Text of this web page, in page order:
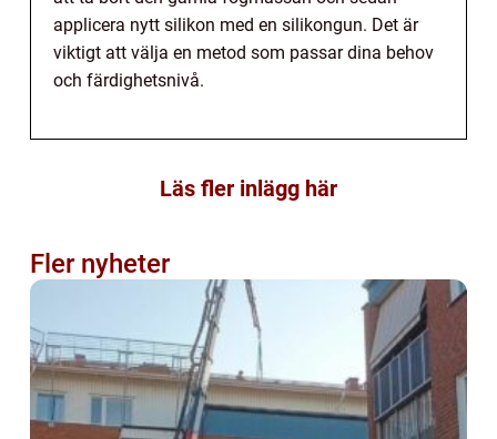
applicera nytt silikon med en silikongun. Det är
viktigt att välja en metod som passar dina behov
och färdighetsnivå.
Läs fler inlägg här
Fler nyheter